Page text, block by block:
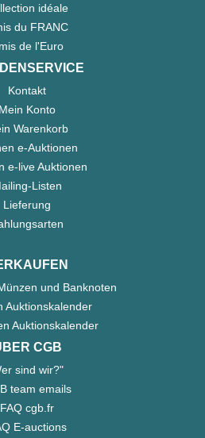
idéale
du FRANC
de l'Euro
Kontakt
Mein Konto
Warenkorb
e-Auktionen
e-live Auktionen
Listen
Lieferung
und Banknoten
Auktionskalender
Auktionskalender
CGB
sind wir?"
team emails
FAQ cgb.fr
E-auctions